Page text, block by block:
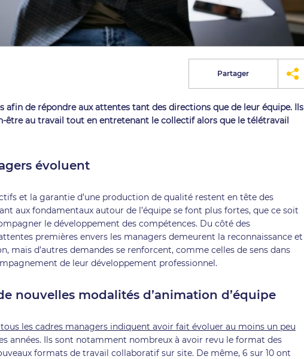
Partager
afin de répondre aux attentes tant des directions que de leur équipe. Ils
être au travail tout en entretenant le collectif alors que le télétravail
évoluent
et la garantie d’une production de qualité restent en tête des
aux fondamentaux autour de l’équipe se font plus fortes, que ce soit
le développement des compétences. Du côté des
premières envers les managers demeurent la reconnaissance et
mais d’autres demandes se renforcent, comme celles de sens dans
de leur développement professionnel.
nouvelles modalités d’animation d’équipe
les cadres managers indiquent avoir fait évoluer au moins un peu
années. Ils sont notamment nombreux à avoir revu le format des
formats de travail collaboratif sur site. De même, 6 sur 10 ont